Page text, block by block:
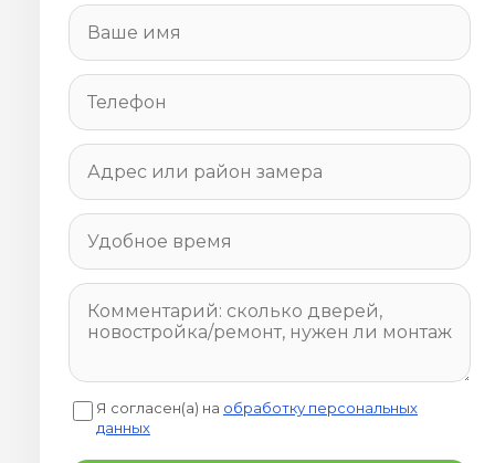
Я согласен(а) на обработку персональных
данных